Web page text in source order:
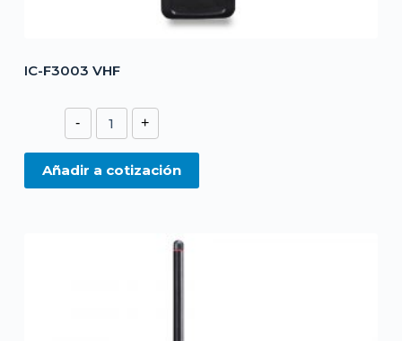
IC-F3003 VHF
-
IC-
F3003
+
Añadir a cotización